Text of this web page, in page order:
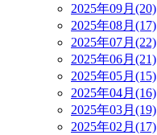
2025年09月(20)
2025年08月(17)
2025年07月(22)
2025年06月(21)
2025年05月(15)
2025年04月(16)
2025年03月(19)
2025年02月(17)